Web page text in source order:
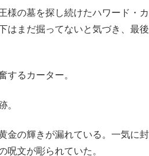
様の墓を探し続けたハワード・カ
はまだ掘ってないと気づき、最後
するカーター。
。
金の輝きが漏れている。一気に封
呪文が彫られていた。